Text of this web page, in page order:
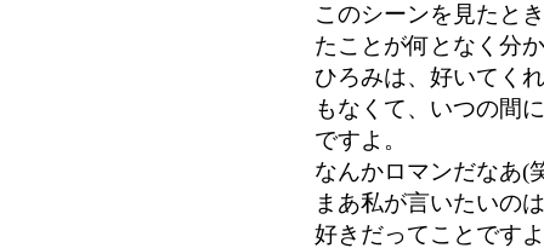
このシーンを見たと
たことが何となく分
ひろみは、好いてく
もなくて、いつの間
ですよ。
なんかロマンだなあ(
まあ私が言いたいの
好きだってことです